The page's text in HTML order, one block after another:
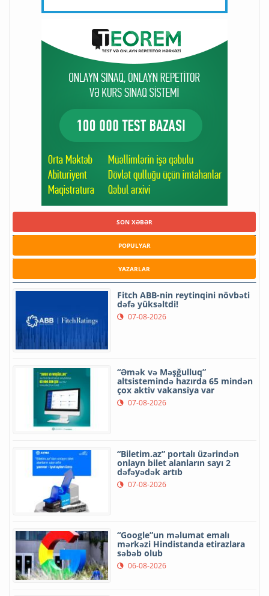
SON XƏBƏR
POPULYAR
YAZARLAR
Fitch ABB-nin reytinqini növbəti
dəfə yüksəltdi!
07-08-2026
“Əmək və Məşğulluq”
altsistemində hazırda 65 mindən
çox aktiv vakansiya var
07-08-2026
“Biletim.az” portalı üzərindən
onlayn bilet alanların sayı 2
dəfəyədək artıb
07-08-2026
“Google”un məlumat emalı
mərkəzi Hindistanda etirazlara
səbəb olub
06-08-2026